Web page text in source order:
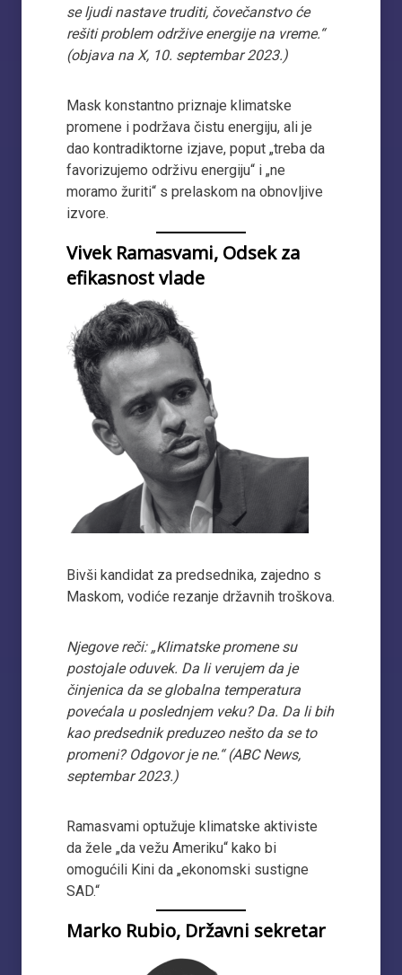
se ljudi nastave truditi, čovečanstvo će
rešiti problem održive energije na vreme.“
(objava na X, 10. septembar 2023.)
Mask konstantno priznaje klimatske
promene i podržava čistu energiju, ali je
dao kontradiktorne izjave, poput „treba da
favorizujemo održivu energiju“ i „ne
moramo žuriti“ s prelaskom na obnovljive
izvore.
Vivek Ramasvami, Odsek za
efikasnost vlade
Bivši kandidat za predsednika, zajedno s
Maskom, vodiće rezanje državnih troškova.
Njegove reči: „Klimatske promene su
postojale oduvek. Da li verujem da je
činjenica da se globalna temperatura
povećala u poslednjem veku? Da. Da li bih
kao predsednik preduzeo nešto da se to
promeni? Odgovor je ne.“ (ABC News,
septembar 2023.)
Ramasvami optužuje klimatske aktiviste
da žele „da vežu Ameriku“ kako bi
omogućili Kini da „ekonomski sustigne
SAD.“
Marko Rubio, Državni sekretar